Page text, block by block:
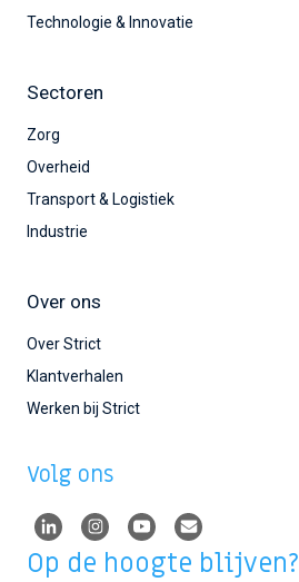
Technologie & Innovatie
Sectoren
Zorg
Overheid
Transport & Logistiek
Industrie
Over ons
Over Strict
Klantverhalen
Werken bij Strict
Volg ons
Op de hoogte blijven?